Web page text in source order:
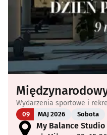
Wydarzenia sportowe i
09 MAJ 2026 Sobota
My Balance Studio